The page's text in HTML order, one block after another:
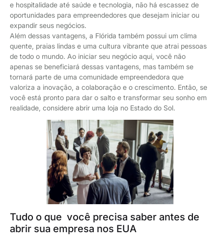
e hospitalidade até saúde e tecnologia, não há escassez de
oportunidades para empreendedores que desejam iniciar ou
expandir seus negócios.
Além dessas vantagens, a Flórida também possui um clima
quente, praias lindas e uma cultura vibrante que atrai pessoas
de todo o mundo. Ao iniciar seu negócio aqui, você não
apenas se beneficiará dessas vantagens, mas também se
tornará parte de uma comunidade empreendedora que
valoriza a inovação, a colaboração e o crescimento. Então, se
você está pronto para dar o salto e transformar seu sonho em
realidade, considere abrir uma loja no Estado do Sol.
Tudo o que você precisa saber antes de
abrir sua empresa nos EUA